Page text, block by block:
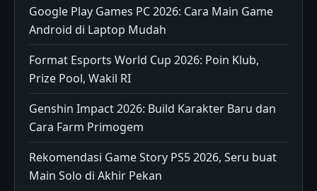
Google Play Games PC 2026: Cara Main Game
Android di Laptop Mudah
Format Esports World Cup 2026: Poin Klub,
Prize Pool, Wakil RI
Genshin Impact 2026: Build Karakter Baru dan
Cara Farm Primogem
Rekomendasi Game Story PS5 2026, Seru buat
Main Solo di Akhir Pekan